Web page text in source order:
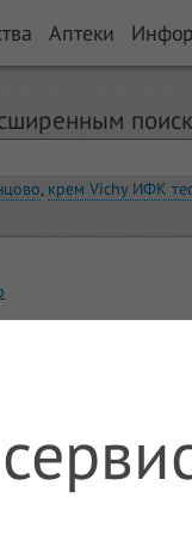
Аптеки
, крем Vichy ИФК